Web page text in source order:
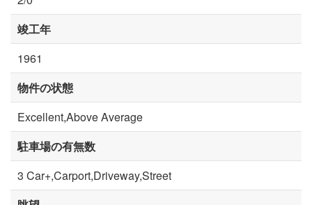
竣工年
1961
物件の状態
Excellent,Above Average
駐車場の有無数
3 Car+,Carport,Driveway,Street